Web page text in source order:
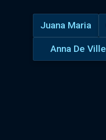
Juana Maria
Anna De Ville